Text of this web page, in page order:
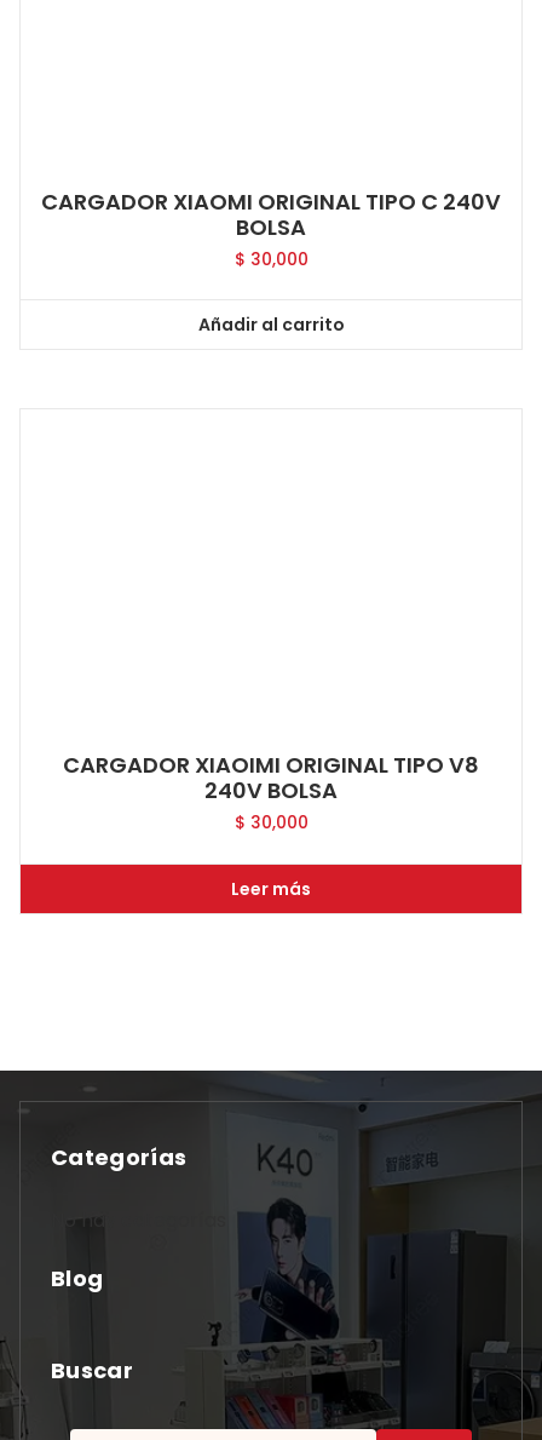
CARGADOR XIAOMI ORIGINAL TIPO C 240V
BOLSA
$ 30,000
Añadir al carrito
CARGADOR XIAOIMI ORIGINAL TIPO V8
240V BOLSA
$ 30,000
Leer más
Categorías
No hay categorías
Blog
Buscar